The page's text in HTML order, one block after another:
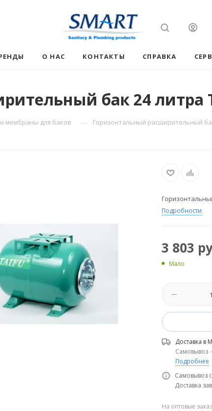
О НАС КОНТАКТЫ СПРАВКА
бак 24 литра
мембраны для баков — Горизонтальный расширительный бак
Подробности
3 803
Мало
Доставка в
Самовывоз
Подробнее
Самовывоз
Доставка
На оптовые